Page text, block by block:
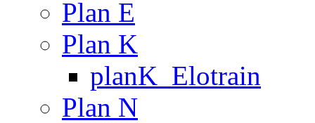
Plan E
Plan K
planK_Elotrain
Plan N